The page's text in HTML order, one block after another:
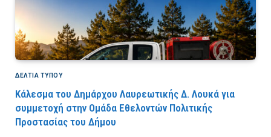
ΔΕΛΤΙΑ ΤΥΠΟΥ
Κάλεσμα του Δημάρχου Λαυρεωτικής Δ. Λουκά για
συμμετοχή στην Ομάδα Εθελοντών Πολιτικής
Προστασίας του Δήμου